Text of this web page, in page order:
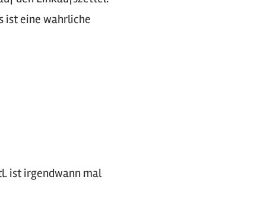
ist eine wahrliche
ist irgendwann mal